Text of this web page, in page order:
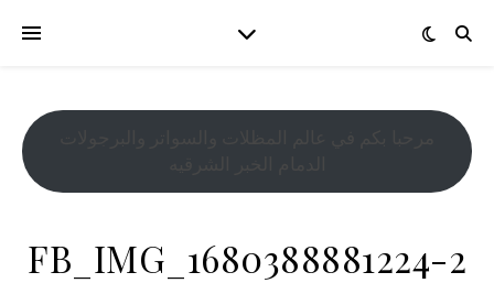
FB_IMG_1680388881224-2